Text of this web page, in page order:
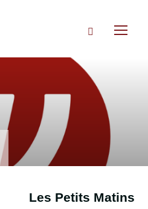
Rechercher
Les Petits Matins